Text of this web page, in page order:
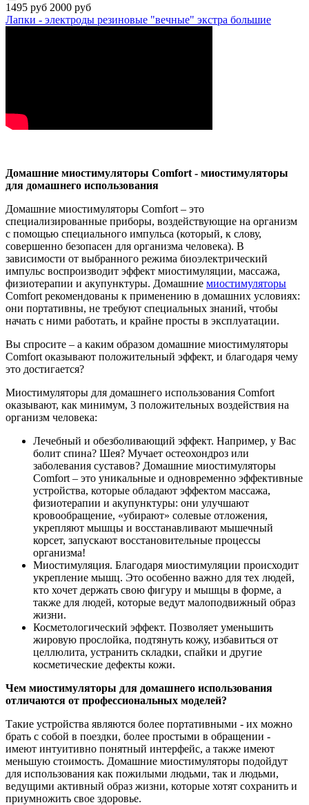
1495 руб 2000 руб
Лапки - электроды резиновые "вечные" экстра большие
Домашние миостимуляторы Comfort - миостимуляторы
для домашнего использования
Домашние миостимуляторы Comfort – это
специализированные приборы, воздействующие на организм
с помощью специального импульса (который, к слову,
совершенно безопасен для организма человека). В
зависимости от выбранного режима биоэлектрический
импульс воспроизводит эффект миостимуляции, массажа,
физиотерапии и акупунктуры. Домашние миостимуляторы
Comfort рекомендованы к применению в домашних условиях:
они портативны, не требуют специальных знаний, чтобы
начать с ними работать, и крайне просты в эксплуатации.
Вы спросите – а каким образом домашние миостимуляторы
Comfort оказывают положительный эффект, и благодаря чему
это достигается?
Миостимуляторы для домашнего использования Comfort
оказывают, как минимум, 3 положительных воздействия на
организм человека:
Лечебный и обезболивающий эффект. Например, у Вас
болит спина? Шея? Мучает остеохондроз или
заболевания суставов? Домашние миостимуляторы
Comfort – это уникальные и одновременно эффективные
устройства, которые обладают эффектом массажа,
физиотерапии и акупунктуры: они улучшают
кровообращение, «убирают» солевые отложения,
укрепляют мышцы и восстанавливают мышечный
корсет, запускают восстановительные процессы
организма!
Миостимуляция. Благодаря миостимуляции происходит
укрепление мышц. Это особенно важно для тех людей,
кто хочет держать свою фигуру и мышцы в форме, а
также для людей, которые ведут малоподвижный образ
жизни.
Косметологический эффект. Позволяет уменьшить
жировую прослойка, подтянуть кожу, избавиться от
целлюлита, устранить складки, спайки и другие
косметические дефекты кожи.
Чем миостимуляторы для домашнего использования
отличаются от профессиональных моделей?
Такие устройства являются более портативными - их можно
брать с собой в поездки, более простыми в обращении -
имеют интуитивно понятный интерфейс, а также имеют
меньшую стоимость. Домашние миостимуляторы подойдут
для использования как пожилыми людьми, так и людьми,
ведущими активный образ жизни, которые хотят сохранить и
приумножить свое здоровье.